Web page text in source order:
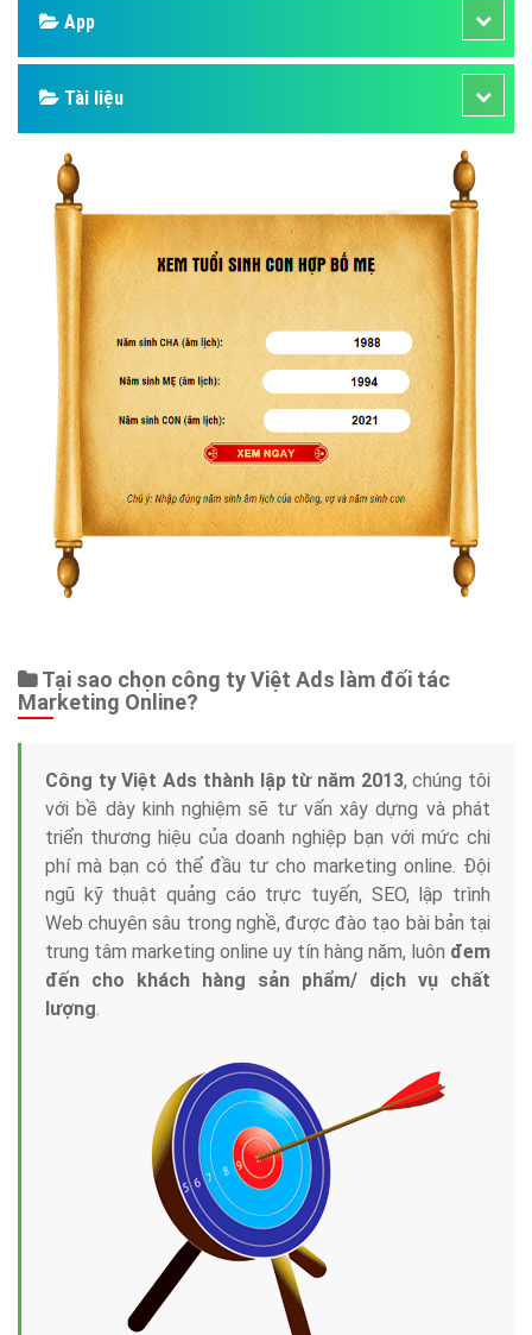
App
Tài liệu
Tại sao chọn công ty Việt Ads làm đối tác
Marketing Online?
Công ty Việt Ads thành lập từ năm 2013, chúng tôi
với bề dày kinh nghiệm sẽ tư vấn xây dựng và phát
triển thương hiệu của doanh nghiệp bạn với mức chi
phí mà bạn có thể đầu tư cho marketing online. Đội
ngũ kỹ thuật quảng cáo trực tuyến, SEO, lập trình
Web chuyên sâu trong nghề, được đào tạo bài bản tại
trung tâm marketing online uy tín hàng năm, luôn đem
đến cho khách hàng sản phẩm/ dịch vụ chất
lượng.